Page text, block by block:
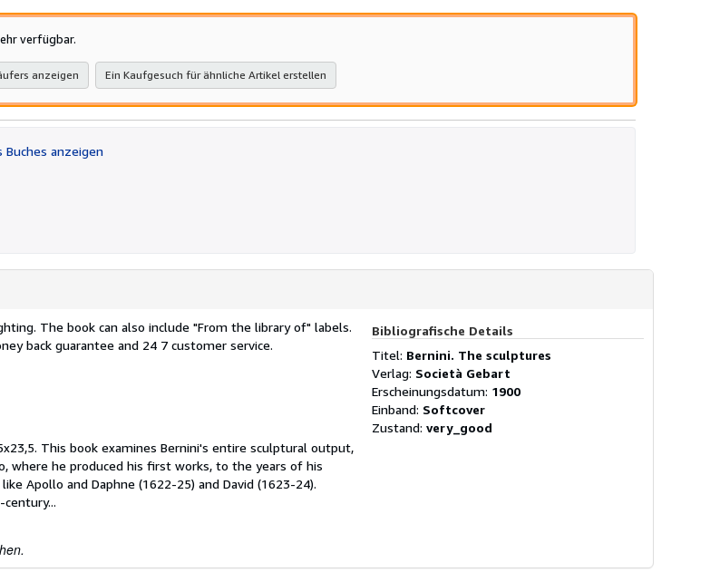
5
verfügbar.
anzeigen Ein Kaufgesuch für ähnliche Artikel erstellen
Buches anzeigen
The book can also include "From the library of" labels.
back guarantee and 24 7 customer service.
This book examines Bernini's entire sculptural output,
where he produced his first works, to the years of his
Apollo and Daphne (1622-25) and David (1623-24).
Bibliografische Details
Titel: Bernini. The sculptures
Verlag: Società Gebart
Erscheinungsdatum: 1900
Einband: Softcover
Zustand: very_good